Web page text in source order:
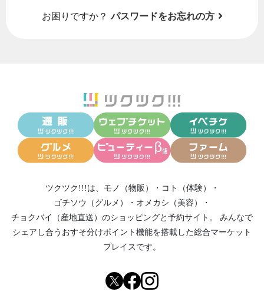
お困りですか？ パスワードをお忘れの方
ツクツク!!!は、 モノ（物販） ・ コト（体験）
・
ゴチソウ（グルメ）
・ オメカシ（美容）
・
チョクバイ（産地直送） のショッピングと予約サイト。
みんなで
シェアし合う おすそ分けポイント機能を搭載した総合マーケット
プレイスです。